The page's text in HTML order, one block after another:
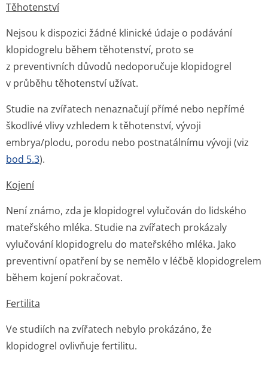
Těhotenství
Nejsou k dispozici žádné klinické údaje o podávání
klopidogrelu během těhotenství, proto se
z preventivních důvodů nedoporučuje klopidogrel
v průběhu těhotenství užívat.
Studie na zvířatech nenaznačují přímé nebo nepřímé
škodlivé vlivy vzhledem k těhotenství, vývoji
embrya/plodu, porodu nebo postnatálnímu vývoji (viz
bod 5.3).
Kojení
Není známo, zda je klopidogrel vylučován do lidského
mateřského mléka. Studie na zvířatech prokázaly
vylučování klopidogrelu do mateřského mléka. Jako
preventivní opatření by se nemělo v léčbě klopidogrelem
během kojení pokračovat.
Fertilita
Ve studiích na zvířatech nebylo prokázáno, že
klopidogrel ovlivňuje fertilitu.